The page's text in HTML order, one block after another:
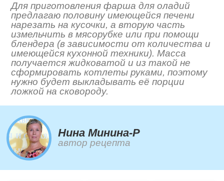
Для приготовления фарша для оладий
предлагаю половину имеющейся печени
нарезать на кусочки, а вторую часть
измельчить в мясорубке или при помощи
блендера (в зависимости от количества и
имеющейся кухонной техники). Масса
получается жидковатой и из такой не
сформировать котлеты руками, поэтому
нужно будет выкладывать её порции
ложкой на сковороду.
Нина Минина-Р
автор рецепта